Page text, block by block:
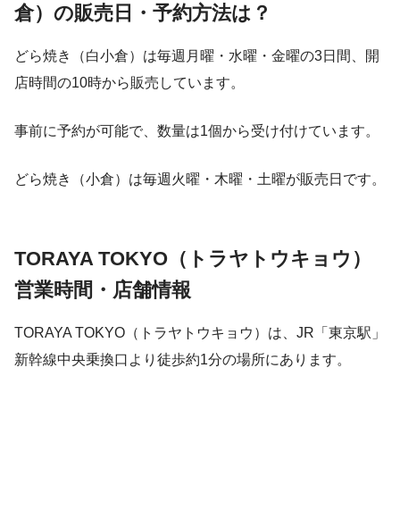
倉）の販売日・予約方法は？
どら焼き（白小倉）は毎週月曜・水曜・金曜の3日間、開
店時間の10時から販売しています。
事前に予約が可能で、数量は1個から受け付けています。
どら焼き（小倉）は毎週火曜・木曜・土曜が販売日です。
TORAYA TOKYO（トラヤトウキョウ）
営業時間・店舗情報
TORAYA TOKYO（トラヤトウキョウ）は、JR「東京駅」
新幹線中央乗換口より徒歩約1分の場所にあります。